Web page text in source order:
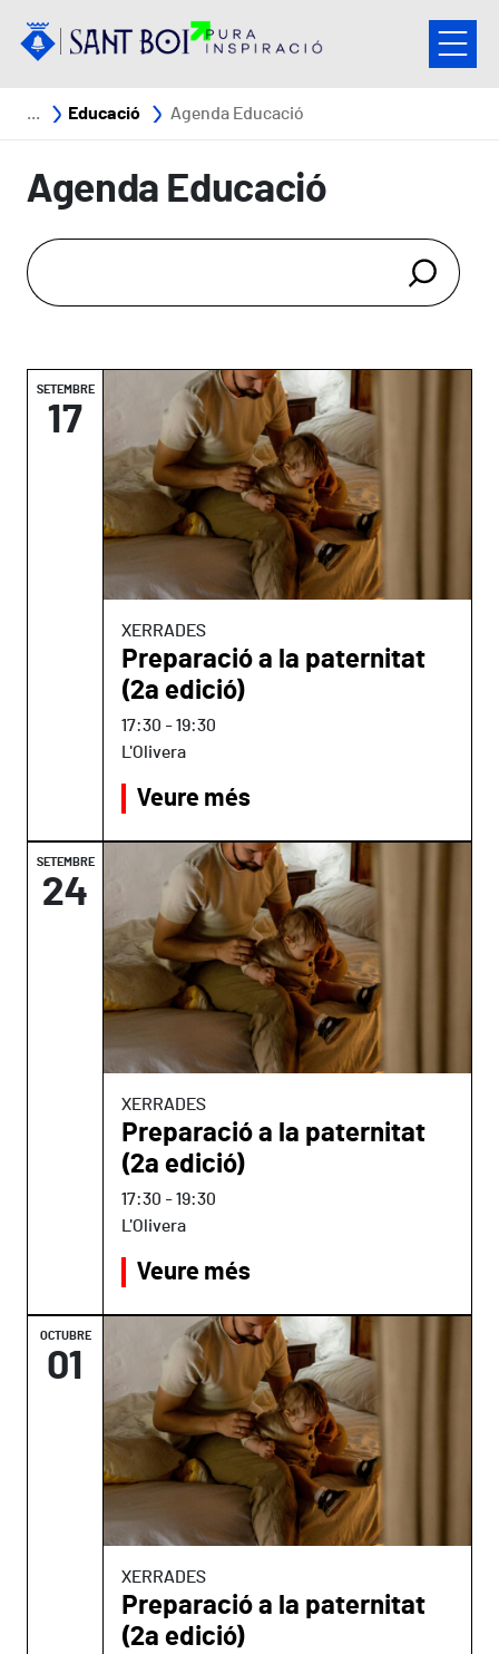
Fil d'ariadna
Educació Agenda Educació
Agenda Educació
SETEMBRE
17
XERRADES
Preparació a la paternitat
(2a edició)
17:30 -19:30
L'Olivera
Veure més
SETEMBRE
24
XERRADES
Preparació a la paternitat
(2a edició)
17:30 -19:30
L'Olivera
Veure més
OCTUBRE
01
XERRADES
Preparació a la paternitat
(2a edició)